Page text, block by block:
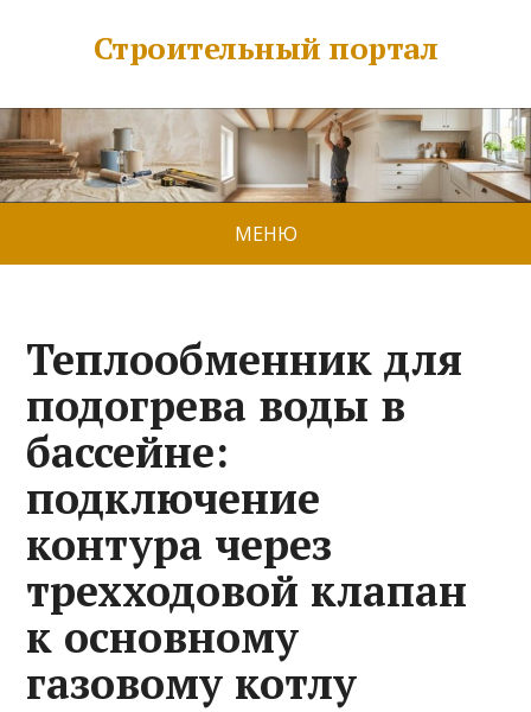
Строительный портал
МЕНЮ
Теплообменник для
подогрева воды в
бассейне:
подключение
контура через
трехходовой клапан
к основному
газовому котлу